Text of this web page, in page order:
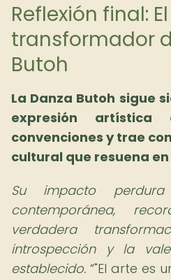
Reflexión final:
transformador
Butoh
La Danza Butoh sigue
expresión
convenciones y trae
cultural que resuena
Su impacto
contemporánea,
verdadera
introspección y la
establecido. "El arte es